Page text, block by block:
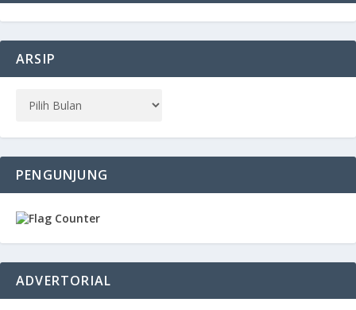
ARSIP
PENGUNJUNG
ADVERTORIAL